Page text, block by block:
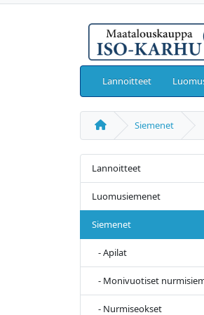
Lannoitteet
Siemenet
Lannoitteet
Luomusiemenet
Siemenet
- Apilat
- Monivuotiset
- Nurmiseokset